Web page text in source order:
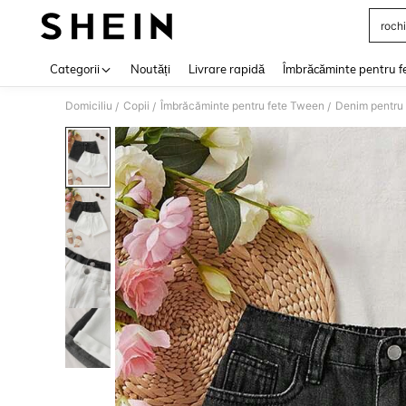
Categorii Noutăți Livrare rapidă Îmbrăcăminte pentru
Domiciliu / Copii / Îmbrăcăminte pentru fete Tween / Denim